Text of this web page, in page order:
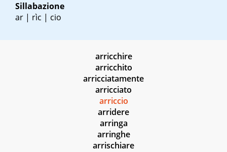
Sillabazione
ar | rìc | cio
arricchire
arricchito
arricciatamente
arricciato
arriccio
arridere
arringa
arringhe
arrischiare